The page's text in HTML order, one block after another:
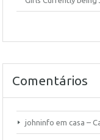
Comentários
johninfo em casa –